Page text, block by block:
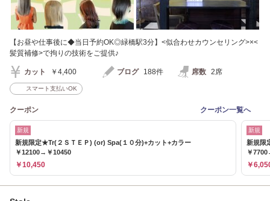
【お昼や仕事後に◆当日予約OK◎緑橋駅3分】<似合わせカウンセリング>×<
髪質補修>で拘りの技術をご提供♪
カット ￥4,400 ブログ 188件 席数 2席
スマート支払いOK
クーポン クーポン一覧へ
新規
新規限定★Tr(２ＳＴＥＰ) (or) Spa(１０分)+カット+カラー
￥12100→￥10450
￥10,450
新規
新規限
￥
￥